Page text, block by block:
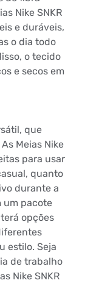
Nike SNKR
e duráveis,
o dia todo
o tecido
e secos em
que
Meias Nike
para usar
quanto
durante a
um pacote
opções
estilo. Seja
de trabalho
Nike SNKR